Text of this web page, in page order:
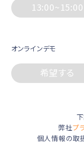
13:00~15:00
オンラインデモ
希望する
弊社プ
個人情報の取